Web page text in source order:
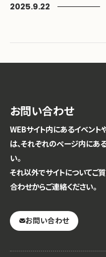
2025.9.22
お問い合わせ
WEBサイト内にあるイベン
は、それぞれのページ内にあ
い。
それ以外でサイトについてご
合わせからご連絡ください。
お問い合わせ